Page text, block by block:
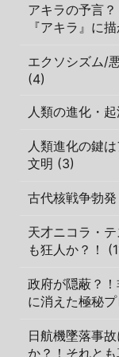
アキラの予言
『アキラ』に
エクソシズム/
(4)
人類の進化・
人類進化の鍵
文明 (3)
古代核戦争勃
天才ニコラ・
も狂人か？！
政府が隠蔽？
に消えた極秘
日航機墜落事
か？！それと